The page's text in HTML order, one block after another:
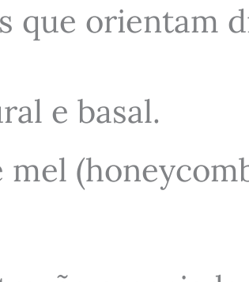
que orientam
e basal.
mel